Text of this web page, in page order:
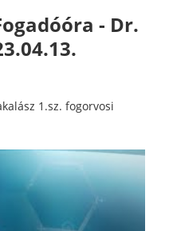
- Dr.
1.sz. fogorvosi